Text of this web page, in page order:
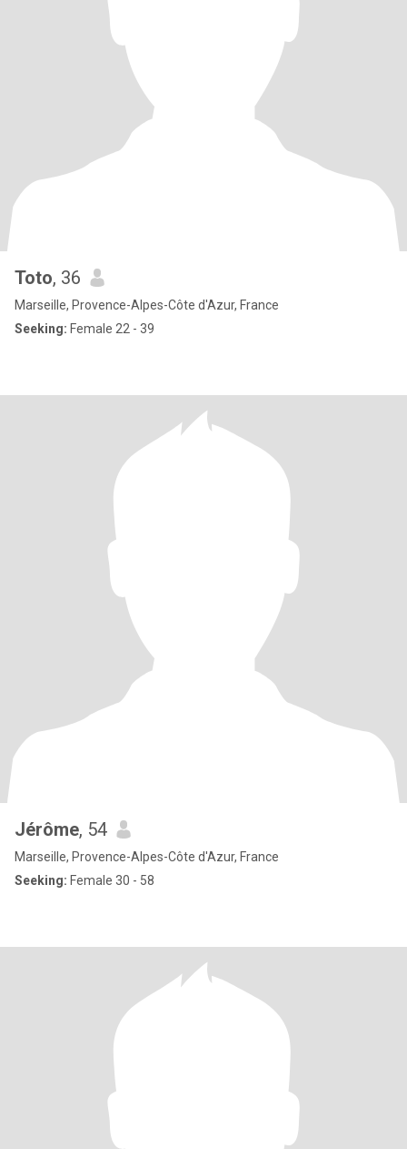
Toto, 36
Marseille, Provence-Alpes-Côte d'Azur, France
Seeking: Female 22 - 39
Jérôme, 54
Marseille, Provence-Alpes-Côte d'Azur, France
Seeking: Female 30 - 58